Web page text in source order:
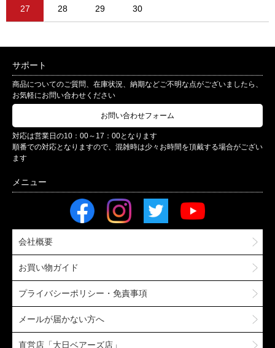
27 28 29 30
サポート
商品についてのご質問、在庫状況、納期などご不明な点がございましたら、
お気軽にお問い合わせください
お問い合わせフォーム
対応は営業日の10：00～17：00となります
順番での対応となりますので、混雑時は少々お時間を頂戴する場合がござい
ます
会社概要
お買い物ガイド
プライバシーポリシー・免責事項
メールが届かない方へ
直営店「大日ベアーズ店」